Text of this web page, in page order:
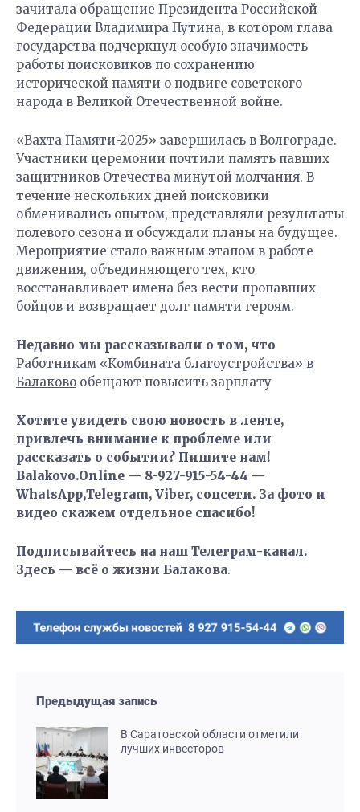
зачитала обращение Президента Российской
Федерации Владимира Путина, в котором глава
государства подчеркнул особую значимость
работы поисковиков по сохранению
исторической памяти о подвиге советского
народа в Великой Отечественной войне.
«Вахта Памяти-2025» завершилась в Волгограде.
Участники церемонии почтили память павших
защитников Отечества минутой молчания. В
течение нескольких дней поисковики
обменивались опытом, представляли результаты
полевого сезона и обсуждали планы на будущее.
Мероприятие стало важным этапом в работе
движения, объединяющего тех, кто
восстанавливает имена без вести пропавших
бойцов и возвращает долг памяти героям.
Недавно мы рассказывали о том, что
Работникам «Комбината благоустройства» в
Балаково обещают повысить зарплату
Хотите увидеть свою новость в ленте,
привлечь внимание к проблеме или
рассказать о событии? Пишите нам!
Balakovo.Online — 8-927-915-54-44 —
WhatsApp,Telegram, Viber, соцсети. За фото и
видео скажем отдельное спасибо!
Подписывайтесь на наш Телеграм-канал.
Здесь — всё о жизни Балакова.
Предыдущая запись
В Саратовской области отметили
лучших инвесторов